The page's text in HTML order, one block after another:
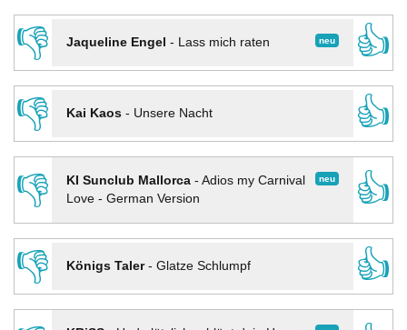
👎
neu
Jaqueline Engel - Lass mich raten
👍
👎
Kai Kaos- Unsere Nacht
👍
👎
neu
KI Sunclub Mallorca- Adios my Carnival
Love - German Version
👍
👎
Königs Taler- Glatze Schlumpf
👍